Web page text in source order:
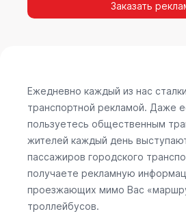
Заказать
Ежедневно каждый из нас
транспортной рекламой. Даже
пользуетесь общественным
жителей каждый день
пассажиров городского
получаете рекламную
проезжающих мимо Вас
троллейбусов.